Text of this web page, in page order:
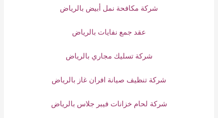
شركة مكافحة نمل أبيض بالرياض
عقد جمع نفايات بالرياض
شركة تسليك مجاري بالرياض
شركة تنظيف صيانة افران غاز بالرياض
شركة لحام خزانات فيبر جلاس بالرياض